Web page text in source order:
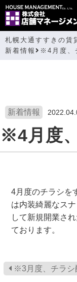
札幌大通すすきの賃
新着情報
※4月度、
新着情報
※4月度
4月度のチラシを
は内装綺麗なス
して新規開業さ
ております。
※3月度、チラシ